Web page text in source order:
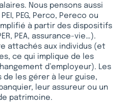
Nous pensons aussi
PEG, Perco, Pereco ou
à partir des dispositifs
PEA, assurance-vie…).
attachés aux individus (et
ce qui implique de les
d’employeur). Les
les gérer à leur guise,
leur assureur ou un
patrimoine.